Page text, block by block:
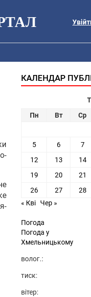
КАЛЕНДАР
Пн
Вт Ср
5
6 7
12
13 14
19
20 21
26
27 28
« Кві
Чер »
Погода
Погода у
Хмельницькому
волог.:
тиск:
вітер: